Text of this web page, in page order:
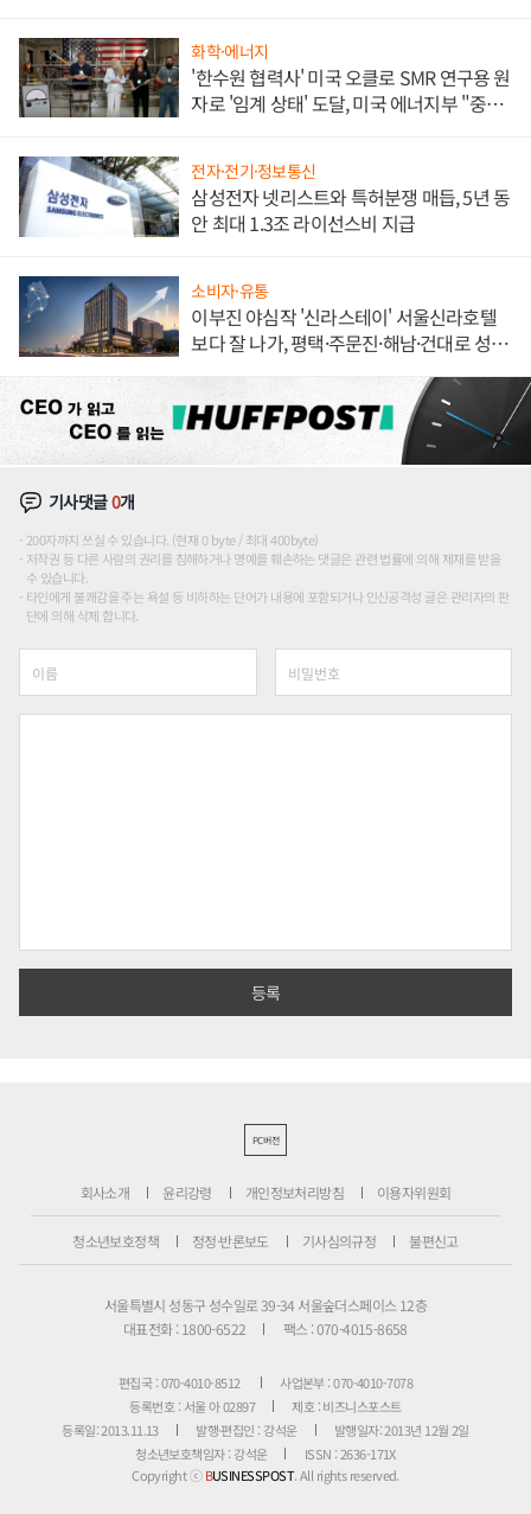
화학·에너지
'한수원 협력사' 미국 오클로 SMR 연구용 원
자로 '임계 상태' 도달, 미국 에너지부 "중요
전자·전기·정보통신
삼성전자 넷리스트와 특허분쟁 매듭, 5년 동
안 최대 1.3조 라이선스비 지급
소비자·유통
이부진 야심작 '신라스테이' 서울신라호텔
보다 잘 나가, 평택·주문진·해남·건대로 성
기사댓글0개
200자까지 쓰실 수 있습니다. (현재 0 byte / 최대 400byte)
저작권 등 다른 사람의 권리를 침해하거나 명예를 훼손하는 댓글은 관련 법률에 의해 제재를 받을
수 있습니다.
타인에게 불쾌감을 주는 욕설 등 비하하는 단어가 내용에 포함되거나 인신공격성 글은 관리자의 판
단에 의해 삭제 합니다.
PC버전
회사소개 윤리강령 개인정보처리방침 이용자위원회
청소년보호정책 정정·반론보도 기사심의규정 불편신고
서울특별시 성동구 성수일로 39-34 서울숲더스페이스 12층
대표전화 : 1800-6522
팩스 : 070-4015-8658
편집국 : 070-4010-8512
사업본부 : 070-4010-7078
등록번호 : 서울 아 02897
제호 : 비즈니스포스트
등록일: 2013.11.13
발행·편집인 : 강석운
발행일자: 2013년 12월 2일
청소년보호책임자 : 강석운
ISSN : 2636-171X
Copyright ⓒBUSINESSPOST. All rights reserved.